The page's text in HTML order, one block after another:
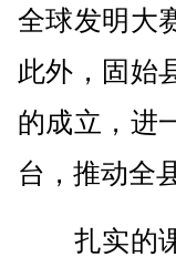
全球发明大
此外，固始
的成立，进
台，推动全
扎实的课